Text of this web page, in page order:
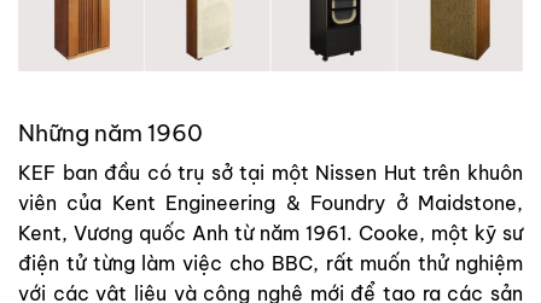
Những năm 1960
KEF ban đầu có trụ sở tại một Nissen Hut trên khuôn
viên của Kent Engineering & Foundry ở Maidstone,
Kent, Vương quốc Anh từ năm 1961. Cooke, một kỹ sư
điện tử từng làm việc cho BBC, rất muốn thử nghiệm
với các vật liệu và công nghệ mới để tạo ra các sản